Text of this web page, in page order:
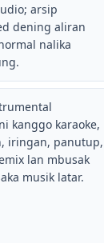
arsip
dening aliran
nalika
kanggo karaoke,
iringan, panutup,
lan mbusak
musik latar.